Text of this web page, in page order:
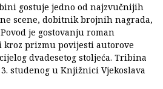
gostuje jedno od najzvučnijih
scene, dobitnik brojnih nagrada,
je gostovanju roman
kroz prizmu povijesti autorove
dvadesetog stoljeća. Tribina
studenog u Knjižnici Vjekoslava